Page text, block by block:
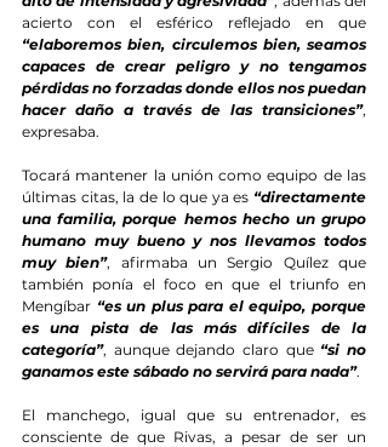
“elaboremos bien, circulemos bien, seamos
capaces de crear peligro y no tengamos
pérdidas no forzadas donde ellos nos puedan
hacer daño a través de las transiciones”,
expresaba.
Tocará mantener la unión como equipo de las
últimas citas, la de lo que ya es “directamente
una familia, porque hemos hecho un grupo
humano muy bueno y nos llevamos todos
muy bien”, afirmaba un Sergio Quílez que
también ponía el foco en que el triunfo en
Mengíbar “es un plus para el equipo, porque
es una pista de las más difíciles de la
categoría”, aunque dejando claro que “si no
ganamos este sábado no servirá para nada”.
El manchego, igual que su entrenador, es
consciente de que Rivas, a pesar de ser un